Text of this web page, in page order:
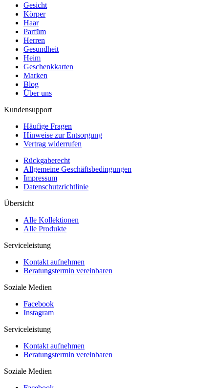
Gesicht
Körper
Haar
Parfüm
Herren
Gesundheit
Heim
Geschenkkarten
Marken
Blog
Über uns
Kundensupport
Häufige Fragen
Hinweise zur Entsorgung
Vertrag widerrufen
Rückgaberecht
Allgemeine Geschäftsbedingungen
Impressum
Datenschutzrichtlinie
Übersicht
Alle Kollektionen
Alle Produkte
Serviceleistung
Kontakt aufnehmen
Beratungstermin vereinbaren
Soziale Medien
Facebook
Instagram
Serviceleistung
Kontakt aufnehmen
Beratungstermin vereinbaren
Soziale Medien